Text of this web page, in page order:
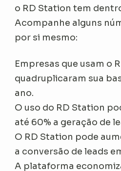
o RD Station tem
Acompanhe alguns
por si mesmo:
Empresas que usam o
quadruplicaram sua
ano.
O uso do RD Station
até 60% a geração de
O RD Station pode
a conversão de leads
A plataforma